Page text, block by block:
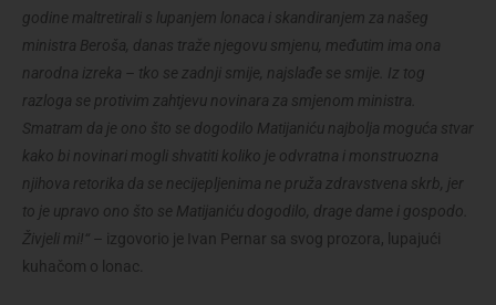
godine maltretirali s lupanjem lonaca i skandiranjem za našeg
ministra Beroša, danas traže njegovu smjenu, međutim ima ona
narodna izreka – tko se zadnji smije, najslađe se smije. Iz tog
razloga se protivim zahtjevu novinara za smjenom ministra.
Smatram da je ono što se dogodilo Matijaniću najbolja moguća stvar
kako bi novinari mogli shvatiti koliko je odvratna i monstruozna
njihova retorika da se necijepljenima ne pruža zdravstvena skrb, jer
to je upravo ono što se Matijaniću dogodilo, drage dame i gospodo.
Živjeli mi!“ – izgovorio je Ivan Pernar sa svog prozora, lupajući
kuhačom o lonac.